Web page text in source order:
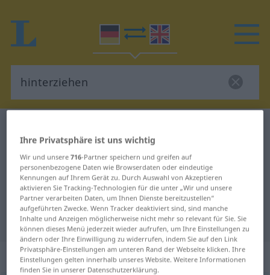
Deutsch-Englisch Übersetzung für
"hinterziehen"
"hinterziehen" Englisch
Übersetzung
„hinterziehen“: transitives Verb
Ihre Privatsphäre ist uns wichtig
Wir und unsere716-Partner speichern und greifen auf
personenbezogene Daten wie Browserdaten oder eindeutige
Kennungen auf Ihrem Gerät zu. Durch Auswahl von Akzeptieren
aktivieren Sie Tracking-Technologien für die unter „Wir und unsere
Partner verarbeiten Daten, um Ihnen Dienste bereitzustellen“
aufgeführten Zwecke. Wenn Tracker deaktiviert sind, sind manche
Inhalte und Anzeigen möglicherweise nicht mehr so relevant für Sie. Sie
können dieses Menü jederzeit wieder aufrufen, um Ihre Einstellungen zu
ändern oder Ihre Einwilligung zu widerrufen, indem Sie auf den Link
Privatsphäre-Einstellungen am unteren Rand der Webseite klicken. Ihre
Einstellungen gelten innerhalb unseres Website. Weitere Informationen
finden Sie in unserer Datenschutzerklärung.